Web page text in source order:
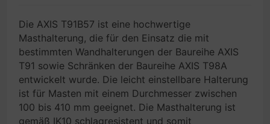
Die AXIS T91B57 ist eine hochwertige
Masthalterung, die für den Einsatz die mit
bestimmten Wandhalterungen der Baureihe AXIS
T91 sowie Schränken der Baureihe AXIS T98A
entwickelt wurde. Die leicht einstellbare Halterung
ist für Masten mit einem Durchmesser zwischen
100 bis 410 mm geeignet. Die Masthalterung ist
gemäß IK10 schlagresistent und somit